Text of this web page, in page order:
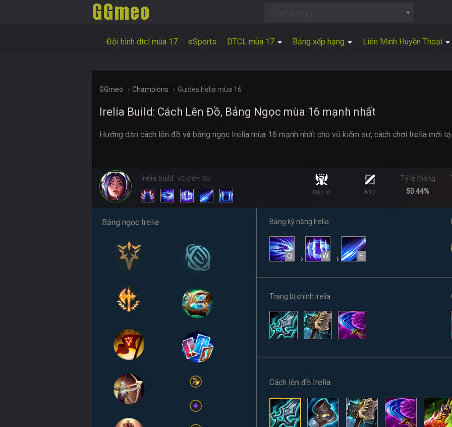
Đội hình dtcl mùa 17 eSports DTCL mùa 17 Bảng xếp hạng Liên Minh Huyền Thoại
GGmeo Champions Guides Irelia mùa 16
Irelia Build: Cách Lên Đồ, Bảng Ngọc mùa 16 mạnh nhất
Hướng dẫn cách lên đồ và bảng ngọc Irelia mùa 16 mạnh nhất cho vũ kiếm sư, cách chơi Irelia mới
Irelia build: Vũ Kiếm Sư
Đấu sĩ MID
Tỷ lệ thắng
50.44%
Bảng ngọc Irelia Bảng kỹ năng Irelia
Q › W › E
Trang bị chính Irelia
Cách lên đồ Irelia